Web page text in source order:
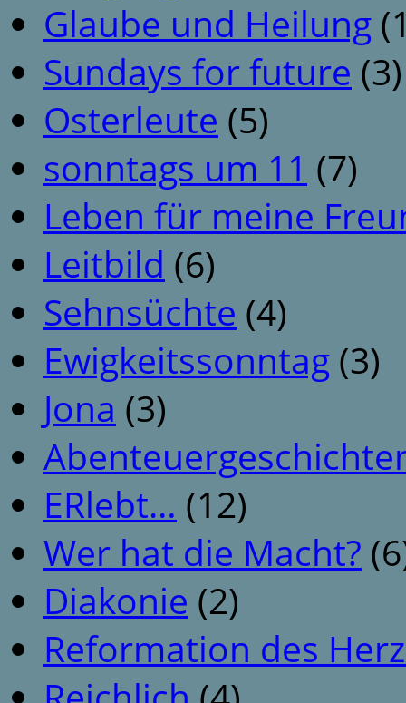
Glaube und Heilung
Sundays for future (3)
Osterleute (5)
sonntags um 11 (7)
Leben für meine
Leitbild (6)
Sehnsüchte (4)
Ewigkeitssonntag (3)
Jona (3)
ERlebt… (12)
Wer hat die Macht?
Diakonie (2)
Reformation des